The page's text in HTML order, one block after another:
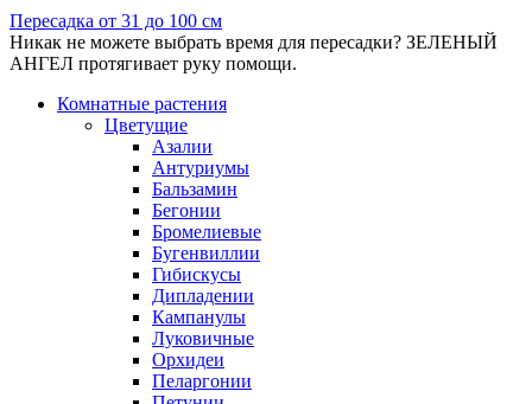
Пересадка от 31 до 100 см
Никак не можете выбрать время для пересадки? ЗЕЛЕНЫЙ
АНГЕЛ протягивает руку помощи.
Комнатные растения
Цветущие
Азалии
Антуриумы
Бальзамин
Бегонии
Бромелиевые
Бугенвиллии
Гибискусы
Дипладении
Кампанулы
Луковичные
Орхидеи
Пеларгонии